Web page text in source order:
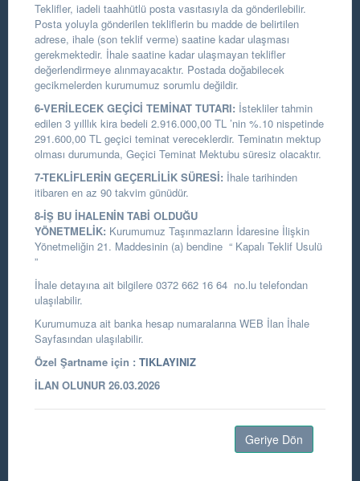
Teklifler, iadeli taahhütlü posta vasıtasıyla da gönderilebilir.
Posta yoluyla gönderilen tekliflerin bu madde de belirtilen
adrese, ihale (son teklif verme) saatine kadar ulaşması
gerekmektedir. İhale saatine kadar ulaşmayan teklifler
değerlendirmeye alınmayacaktır. Postada doğabilecek
gecikmelerden kurumumuz sorumlu değildir.
6-VERİLECEK GEÇİCİ TEMİNAT TUTARI: İstekliler tahmin
edilen 3 yılllık kira bedeli 2.916.000,00 TL ’nin %.10 nispetinde
291.600,00 TL geçici teminat vereceklerdir. Teminatın mektup
olması durumunda, Geçici Teminat Mektubu süresiz olacaktır.
7-TEKLİFLERİN GEÇERLİLİK SÜRESİ: İhale tarihinden
itibaren en az 90 takvim günüdür.
8-İŞ BU İHALENİN TABİ OLDUĞU
YÖNETMELİK: Kurumumuz Taşınmazların İdaresine İlişkin
Yönetmeliğin 21. Maddesinin (a) bendine “ Kapalı Teklif Usulü
”
İhale detayına ait bilgilere 0372 662 16 64 no.lu telefondan
ulaşılabilir.
Kurumumuza ait banka hesap numaralarına WEB İlan İhale
Sayfasından ulaşılabilir.
Özel Şartname için : TIKLAYINIZ
İLAN OLUNUR 26.03.2026
Geriye Dön